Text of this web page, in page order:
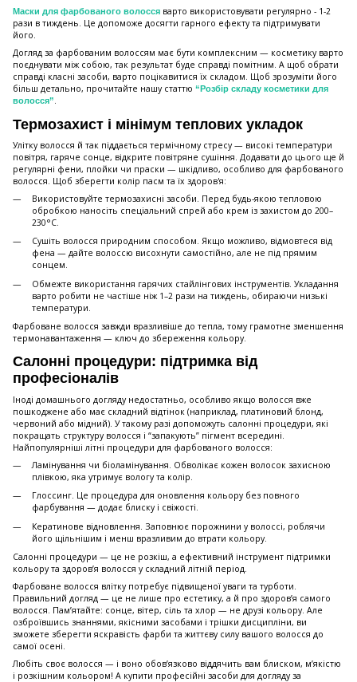
Маски для фарбованого волосся варто використовувати регулярно - 1-2
рази в тиждень. Це допоможе досягти гарного ефекту та підтримувати
його.
Догляд за фарбованим волоссям має бути комплексним — косметику варто
поєднувати між собою, так результат буде справді помітним. А щоб обрати
справді класні засоби, варто поцікавитися їх складом. Щоб зрозуміти його
більш детально, прочитайте нашу статтю “Розбір складу косметики для
волосся”.
Термозахист і мінімум теплових укладок
Улітку волосся й так піддається термічному стресу — високі температури
повітря, гаряче сонце, відкрите повітряне сушіння. Додавати до цього ще й
регулярні фени, плойки чи праски — шкідливо, особливо для фарбованого
волосся. Щоб зберегти колір пасм та їх здоров'я:
Використовуйте термозахисні засоби. Перед будь-якою тепловою
обробкою наносіть спеціальний спрей або крем із захистом до 200–
230°C.
Сушіть волосся природним способом. Якщо можливо, відмовтеся від
фена — дайте волоссю висохнути самостійно, але не під прямим
сонцем.
Обмежте використання гарячих стайлінгових інструментів. Укладання
варто робити не частіше ніж 1–2 рази на тиждень, обираючи низькі
температури.
Фарбоване волосся завжди вразливіше до тепла, тому грамотне зменшення
термонавантаження — ключ до збереження кольору.
Салонні процедури: підтримка від
професіоналів
Іноді домашнього догляду недостатньо, особливо якщо волосся вже
пошкоджене або має складний відтінок (наприклад, платиновий блонд,
червоний або мідний). У такому разі допоможуть салонні процедури, які
покращать структуру волосся і “запакують” пігмент всередині.
Найпопулярніші літні процедури для фарбованого волосся:
Ламінування чи біоламінування. Обволікає кожен волосок захисною
плівкою, яка утримує вологу та колір.
Глоссинг. Це процедура для оновлення кольору без повного
фарбування — додає блиску і свіжості.
Кератинове відновлення. Заповнює порожнини у волоссі, роблячи
його щільнішим і менш вразливим до втрати кольору.
Салонні процедури — це не розкіш, а ефективний інструмент підтримки
кольору та здоров’я волосся у складний літній період.
Фарбоване волосся влітку потребує підвищеної уваги та турботи.
Правильний догляд — це не лише про естетику, а й про здоров’я самого
волосся. Пам’ятайте: сонце, вітер, сіль та хлор — не друзі кольору. Але
озброївшись знаннями, якісними засобами і трішки дисципліни, ви
зможете зберегти яскравість фарби та життєву силу вашого волосся до
самої осені.
Любіть своє волосся — і воно обов’язково віддячить вам блиском, м’якістю
і розкішним кольором! А купити професійні засоби для догляду за